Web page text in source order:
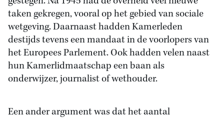
taken gekregen, vooral op het gebied van sociale
wetgeving. Daarnaast hadden Kamerleden
destijds tevens een mandaat in de voorlopers van
het Europees Parlement. Ook hadden velen naast
hun Kamerlidmaatschap een baan als
onderwijzer, journalist of wethouder.
Een ander argument was dat het aantal